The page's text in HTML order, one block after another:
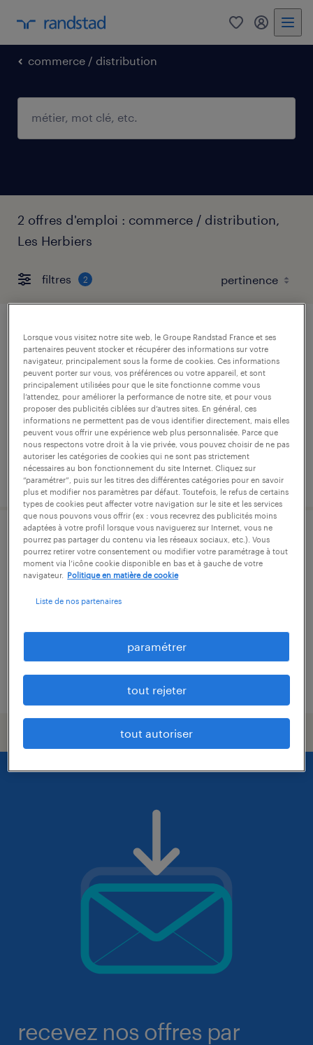
0 mon
commerce / distribution
2 offres d'emploi : commerce / distribution,
Les Herbiers
filtres 2
préparateur de commandes (f/h)
les herbiers, vendée
intérim
12,93 € par heure
publié le 4 août 2026
pharmacien d'officine (f/h)
les herbiers, vendée
cdi
recevez nos offres par
Lorsque vous visitez notre site web, le Groupe Randstad France et ses
partenaires peuvent stocker et récupérer des informations sur votre
navigateur, principalement sous la forme de cookies. Ces informations
peuvent porter sur vous, vos préférences ou votre appareil, et sont
principalement utilisées pour que le site fonctionne comme vous
l’attendez, pour améliorer la performance de notre site, et pour vous
proposer des publicités ciblées sur d’autres sites. En général, ces
informations ne permettent pas de vous identifier directement, mais elles
peuvent vous offrir une expérience web plus personnalisée. Parce que
nous respectons votre droit à la vie privée, vous pouvez choisir de ne pas
autoriser les catégories de cookies qui ne sont pas strictement
nécessaires au bon fonctionnement du site Internet. Cliquez sur
“paramétrer”, puis sur les titres des différentes catégories pour en savoir
plus et modifier nos paramètres par défaut. Toutefois, le refus de certains
types de cookies peut affecter votre navigation sur le site et les services
que nous pouvons vous offrir (ex : vous recevrez des publicités moins
adaptées à votre profil lorsque vous naviguerez sur Internet, vous ne
pourrez pas partager du contenu via les réseaux sociaux, etc.). Vous
pourrez retirer votre consentement ou modifier votre paramétrage à tout
moment via l’icône cookie disponible en bas et à gauche de votre
navigateur.
Politique en matière de cookie
Liste de nos partenaires
paramétrer
tout rejeter
tout autoriser